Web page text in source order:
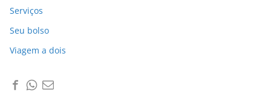
Serviços
Seu bolso
Viagem a dois